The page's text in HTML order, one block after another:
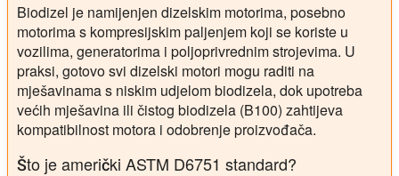
Biodizel je namijenjen dizelskim motorima, posebno
motorima s kompresijskim paljenjem koji se koriste u
vozilima, generatorima i poljoprivrednim strojevima. U
praksi, gotovo svi dizelski motori mogu raditi na
mješavinama s niskim udjelom biodizela, dok upotreba
većih mješavina ili čistog biodizela (B100) zahtijeva
kompatibilnost motora i odobrenje proizvođača.
Što je američki ASTM D6751 standard?